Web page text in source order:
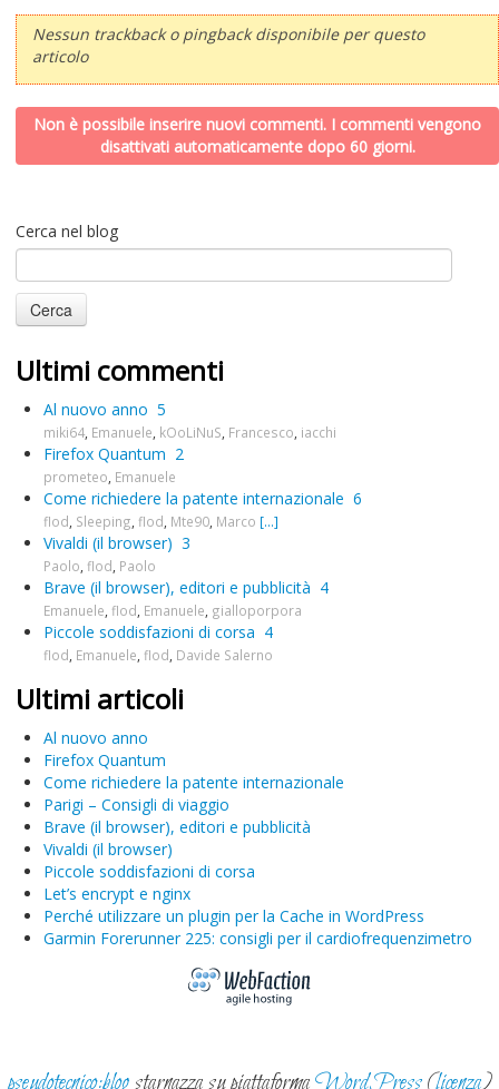
Nessun trackback o pingback disponibile per questo
articolo
Non è possibile inserire nuovi commenti. I commenti vengono
disattivati automaticamente dopo 60 giorni.
Cerca nel blog
Ultimi commenti
Al nuovo anno 5
miki64 Emanuele kOoLiNuS Francesco iacchi
Firefox Quantum 2
prometeo Emanuele
Come richiedere la patente internazionale 6
flod Sleeping flod Mte90 Marco [...]
Vivaldi (il browser) 3
Paolo flod Paolo
Brave (il browser), editori e pubblicità 4
Emanuele flod Emanuele gialloporpora
Piccole soddisfazioni di corsa 4
flod Emanuele flod Davide Salerno
Ultimi articoli
Al nuovo anno
Firefox Quantum
Come richiedere la patente internazionale
Parigi – Consigli di viaggio
Brave (il browser), editori e pubblicità
Vivaldi (il browser)
Piccole soddisfazioni di corsa
Let’s encrypt e nginx
Perché utilizzare un plugin per la Cache in WordPress
Garmin Forerunner 225: consigli per il cardiofrequenzimetro